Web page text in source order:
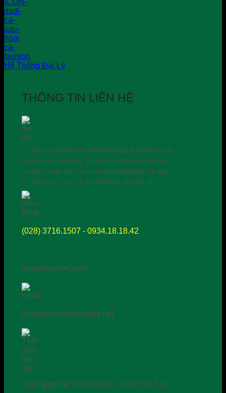
Hệ Thống Đại Lý
THÔNG TIN LIÊN HỆ
- Làng Cá Sấu Sài Gòn: 96/9/4 Đường Nguyễn Thị Sáu,
Phường An Phú Đông, TP. Hồ Chí Minh. (Địa chỉ mới)
- Làng Cá Sấu Sài Gòn: Cuối đường Nguyễn Thị Sáu,
P. Thạnh Lộc, Q.12, TP. Hồ Chí Minh. (Địa chỉ cũ)
(028) 3716.1507 - 0934.18.18.42
hoacafashion.com
hoacafashion@hoaca.net
Thời gian mở cửa: 08:00 - 19:00 (T2-T6)